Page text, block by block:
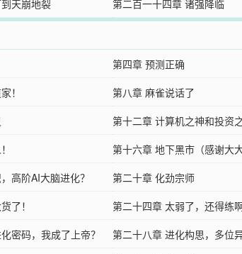
天崩地裂 第二百一十四章 诸强降临
第四章 预测正确
！
第八章 麻雀说话了
第十二章 计算机之神和投资
第十六章 地下黑市（感谢大
高阶AI大脑进化？
第二十章 化劲宗师
了！
第二十四章 太弱了，还得练啊
密码，我成了上帝？
第二十八章 进化构思，多位